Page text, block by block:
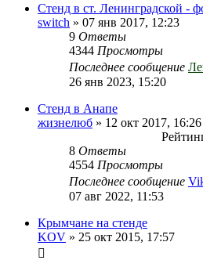
Стенд в ст. Ленинградской -
switch » 07 янв 2017, 12:23
9 Ответы
4344 Просмотры
Последнее сообщение
26 янв 2023, 15:20
Стенд в Анапе
жизнелюб » 12 окт 2017, 16:26
8 Ответы
4554 Просмотры
Последнее сообщение
07 авг 2022, 11:53
Крымчане на стенде
KOV » 25 окт 2015, 17:57